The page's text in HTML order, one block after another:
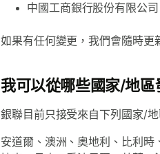
中國工商銀行股份有限公司
如果有任何變更，我們會隨時更
我可以從哪些國家/地區
銀聯目前只接受來自下列國家/地
安道爾、澳洲、奧地利、比利